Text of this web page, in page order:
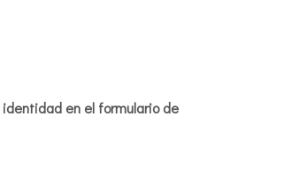
en el formulario de